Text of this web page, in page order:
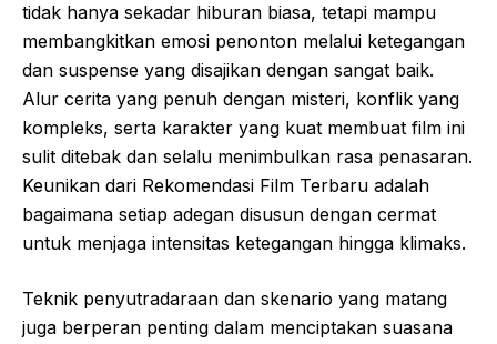
tidak hanya sekadar hiburan biasa, tetapi mampu
membangkitkan emosi penonton melalui ketegangan
dan suspense yang disajikan dengan sangat baik.
Alur cerita yang penuh dengan misteri, konflik yang
kompleks, serta karakter yang kuat membuat film ini
sulit ditebak dan selalu menimbulkan rasa penasaran.
Keunikan dari Rekomendasi Film Terbaru adalah
bagaimana setiap adegan disusun dengan cermat
untuk menjaga intensitas ketegangan hingga klimaks.
Teknik penyutradaraan dan skenario yang matang
juga berperan penting dalam menciptakan suasana